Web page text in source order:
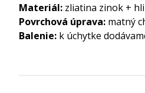
Materiál: zliatina zinok +
Povrchová úprava: matný
Balenie: k úchytke